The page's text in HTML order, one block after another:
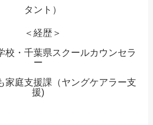
タント）
＜経歴＞
校・千葉県スクールカウンセラ
ー
家庭支援課 （ヤングケアラー支
援)